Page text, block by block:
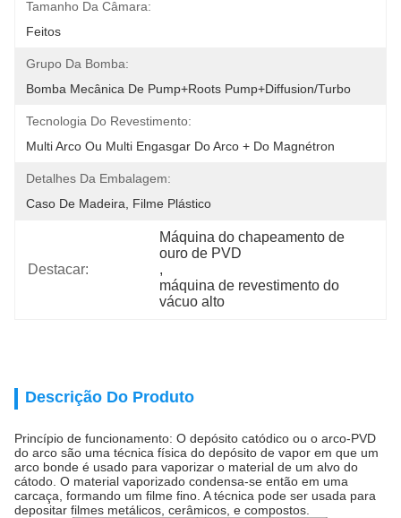
Tamanho Da Câmara:
Feitos
Grupo Da Bomba:
Bomba Mecânica De Pump+Roots Pump+Diffusion/Turbo
Tecnologia Do Revestimento:
Multi Arco Ou Multi Engasgar Do Arco + Do Magnétron
Detalhes Da Embalagem:
Caso De Madeira, Filme Plástico
Destacar:
Máquina do chapeamento de
ouro de PVD
,
máquina de revestimento do
vácuo alto
Descrição Do Produto
Princípio de funcionamento: O depósito catódico ou o arco-PVD
do arco são uma técnica física do depósito de vapor em que um
arco bonde é usado para vaporizar o material de um alvo do
cátodo. O material vaporizado condensa-se então em uma
carcaça, formando um filme fino. A técnica pode ser usada para
depositar filmes metálicos, cerâmicos, e compostos.